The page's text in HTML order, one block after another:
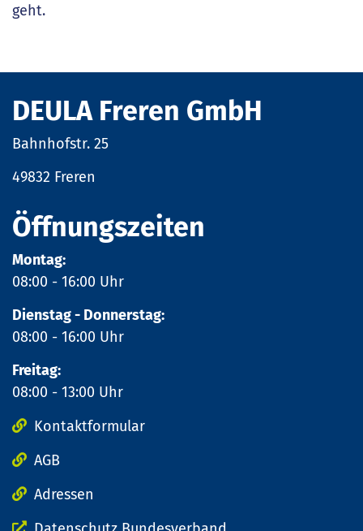
geht.
DEULA Freren GmbH
Bahnhofstr. 25
49832 Freren
Öffnungszeiten
Montag:
08:00 - 16:00 Uhr
Dienstag - Donnerstag:
08:00 - 16:00 Uhr
Freitag:
08:00 - 13:00 Uhr
Kontaktformular
AGB
Adressen